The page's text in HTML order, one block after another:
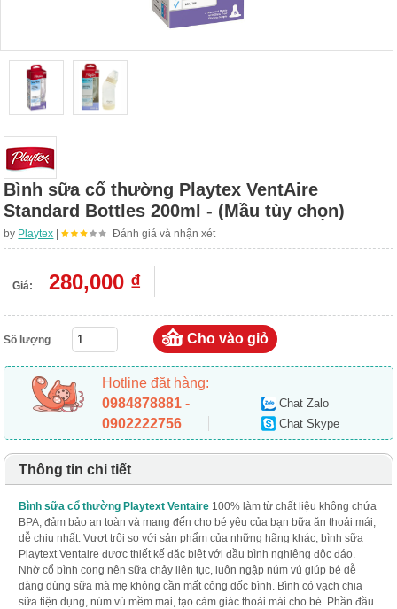
Bình sữa cổ thường Playtex VentAire
Standard Bottles 200ml - (Mầu tùy chọn)
by Playtex | Đánh giá và nhận xét
Giá: 280,000 ₫
Số lượng
Hotline đặt hàng:
0984878881 -
0902222756
Chat Zalo
Chat Skype
Thông tin chi tiết
Bình sữa cổ thường Playtext Ventaire 100% làm từ chất liệu không chứa
BPA, đảm bảo an toàn và mang đến cho bé yêu của bạn bữa ăn thoải mái,
dễ chịu nhất. Vượt trội so với sản phẩm của những hãng khác, bình sữa
Playtext Ventaire được thiết kế đặc biệt với đầu bình nghiêng độc đáo.
Nhờ cổ bình cong nên sữa chảy liên tục, luôn ngập núm vú giúp bé dễ
dàng dùng sữa mà mẹ không cần mất công dốc bình. Bình có vạch chia
sữa tiện dụng, núm vú mềm mại, tạo cảm giác thoải mái cho bé. Phần đầu